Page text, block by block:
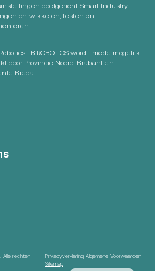
doelgericht Smart Industry-
ontwikkelen, testen en
| B’ROBOTICS wordt mede mogelijk
door Provincie Noord-Brabant en
Breda.
Alle rechten
Privacyverklaring Algemene Voorwaarden
Sitemap